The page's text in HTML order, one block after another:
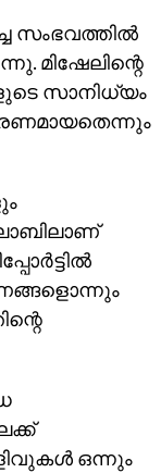
സംഭവത്തില്‍
മിഷേലിന്റെ
സാനിധ്യം
ഒന്നും